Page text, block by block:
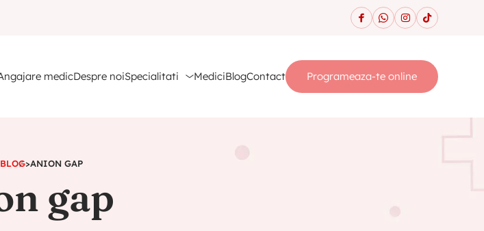
medicDespre noiSpecialitati MediciBlogContact Programeaza-te online
BLOG>ANION GAP
gap